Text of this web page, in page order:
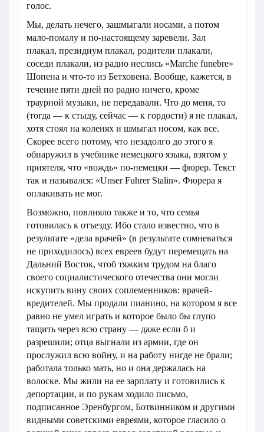
голос.
Мы, делать нечего, зашмыгали носами, а потом
мало-помалу и по-настоящему заревели. Зал
плакал, президиум плакал, родители плакали,
соседи плакали, из радио неслись «Marche funebre»
Шопена и что-то из Бетховена. Вообще, кажется, в
течение пяти дней по радио ничего, кроме
траурной музыки, не передавали. Что до меня, то
(тогда — к стыду, сейчас — к гордости) я не плакал,
хотя стоял на коленях и шмыгал носом, как все.
Скорее всего потому, что незадолго до этого я
обнаружил в учебнике немецкого языка, взятом у
приятеля, что «вождь» по-немецки — фюрер. Текст
так и назывался: «Unser Fuhrer Stalin». Фюрера я
оплакивать не мог.
Возможно, повлияло также и то, что семья
готовилась к отъезду. Ибо стало известно, что в
результате «дела врачей» (в результате сомневаться
не приходилось) всех евреев будут перемещать на
Дальний Восток, чтоб тяжким трудом на благо
своего социалистического отечества они могли
искупить вину своих соплеменников: врачей-
вредителей. Мы продали пианино, на котором я все
равно не умел играть и которое было бы глупо
тащить через всю страну — даже если б и
разрешили; отца выгнали из армии, где он
прослужил всю войну, и на работу нигде не брали;
работала только мать, но и она держалась на
волоске. Мы жили на ее зарплату и готовились к
депортации, и по рукам ходило письмо,
подписанное Эренбургом, Ботвинником и другими
видными советскими евреями, которое гласило о